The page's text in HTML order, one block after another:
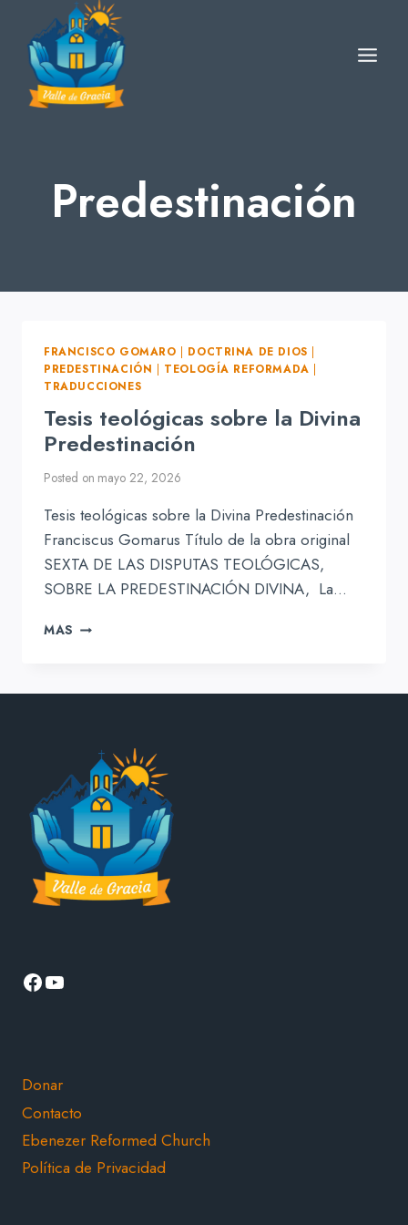
content
Predestinación
FRANCISCO GOMARO | DOCTRINA DE DIOS |
PREDESTINACIÓN | TEOLOGÍA REFORMADA |
TRADUCCIONES
Tesis teológicas sobre la Divina
Predestinación
Posted on mayo 22, 2026
Tesis teológicas sobre la Divina Predestinación
Franciscus Gomarus Título de la obra original
SEXTA DE LAS DISPUTAS TEOLÓGICAS,
SOBRE LA PREDESTINACIÓN DIVINA, La…
MAS TESIS
Facebook
YouTube
Donar
Contacto
Ebenezer Reformed Church
Política de Privacidad